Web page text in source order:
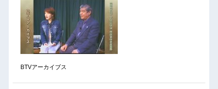
BTVアーカイブス